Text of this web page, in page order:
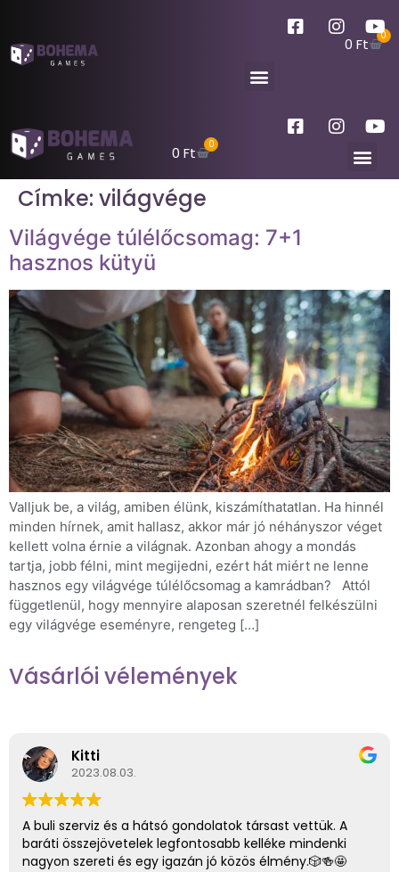
0 Ft 0
0Ft 0
Címke: világvége
Világvége túlélőcsomag: 7+1
hasznos kütyü
Valljuk be, a világ, amiben élünk, kiszámíthatatlan. Ha hinnél
minden hírnek, amit hallasz, akkor már jó néhányszor véget
kellett volna érnie a világnak. Azonban ahogy a mondás
tartja, jobb félni, mint megijedni, ezért hát miért ne lenne
hasznos egy világvége túlélőcsomag a kamrádban? Attól
függetlenül, hogy mennyire alaposan szeretnél felkészülni
egy világvége eseményre, rengeteg […]
Vásárlói vélemények
Kitti
2023.08.03.
A buli szerviz és a hátsó gondolatok társast vettük. A
baráti összejövetelek legfontosabb kelléke mindenki
nagyon szereti és egy igazán jó közös élmény.🎲🍻🤩